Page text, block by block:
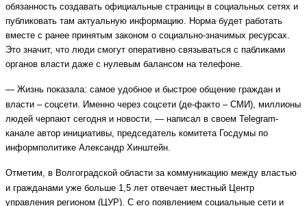
обязанность создавать официальные страницы в социальных сетях и
публиковать там актуальную информацию.
Норма будет работать
вместе с ранее принятым законом о социально-значимых ресурсах.
Это значит, что люди смогут оперативно связываться с пабликами
органов власти даже с нулевым балансом на телефоне.
— Жизнь показала: самое удобное и быстрое общение граждан и
власти – соцсети. Именно через соцсети (де-факто – СМИ), миллионы
людей черпают сегодня и новости, — написал в своем Telegram-
канале автор инициативы, председатель комитета Госдумы по
информполитике Александр Хинштейн.
Отметим, в Волгоградской области за коммуникацию между властью
и гражданами уже больше 1,5 лет отвечает местный Центр
управления регионом (ЦУР). С его появлением социальные сети и